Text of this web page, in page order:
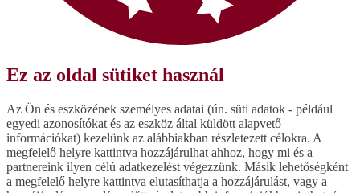
Ez az oldal sütiket használ
Az Ön és eszközének személyes adatai (ún. süti adatok - például
egyedi azonosítókat és az eszköz által küldött alapvető
információkat) kezelünk az alábbiakban részletezett célokra. A
megfelelő helyre kattintva hozzájárulhat ahhoz, hogy mi és a
partnereink ilyen célú adatkezelést végezzünk. Másik lehetőségként
a megfelelő helyre kattintva elutasíthatja a hozzájárulást, vagy a